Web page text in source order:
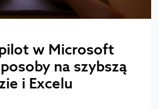
w Microsoft
na szybszą
i Excelu